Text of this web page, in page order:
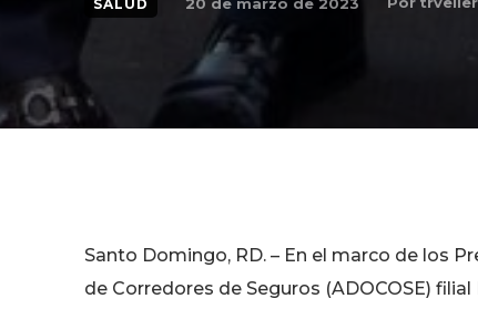
SALUD
Santo Domingo, RD. – En el marco de los
de Corredores de Seguros (ADOCOSE)